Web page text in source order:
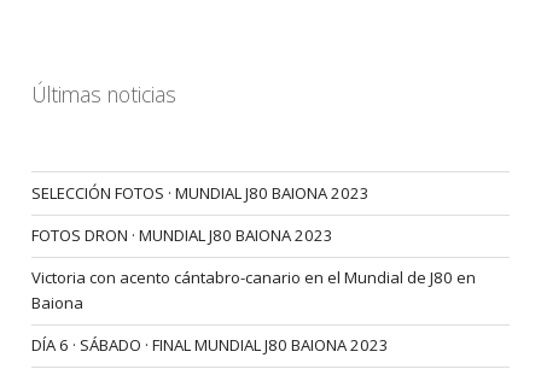
Últimas noticias
SELECCIÓN FOTOS · MUNDIAL J80 BAIONA 2023
FOTOS DRON · MUNDIAL J80 BAIONA 2023
Victoria con acento cántabro-canario en el Mundial de J80 en
Baiona
DÍA 6 · SÁBADO · FINAL MUNDIAL J80 BAIONA 2023